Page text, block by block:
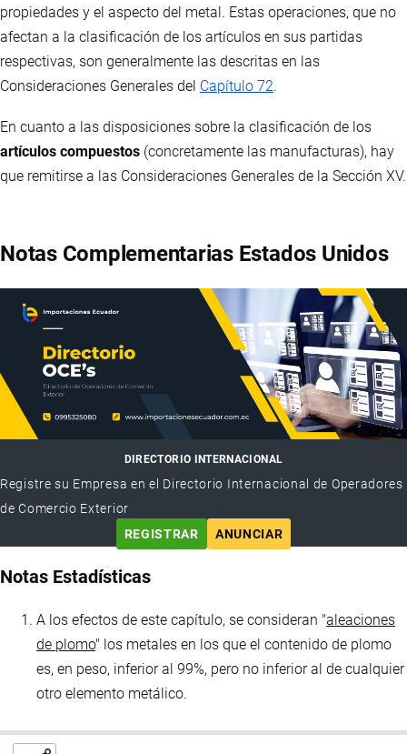
propiedades y el aspecto del metal. Estas operaciones, que no
afectan a la clasificación de los artículos en sus partidas
respectivas, son generalmente las descritas en las
Consideraciones Generales del Capítulo 72.
En cuanto a las disposiciones sobre la clasificación de los
artículos compuestos (concretamente las manufacturas), hay
que remitirse a las Consideraciones Generales de la Sección XV.
Notas Complementarias Estados Unidos
DIRECTORIO INTERNACIONAL
Registre su Empresa en el Directorio Internacional de Operadores
de Comercio Exterior
REGISTRAR
ANUNCIAR
Notas Estadísticas
A los efectos de este capítulo, se consideran "aleaciones
de plomo" los metales en los que el contenido de plomo
es, en peso, inferior al 99%, pero no inferior al de cualquier
otro elemento metálico.